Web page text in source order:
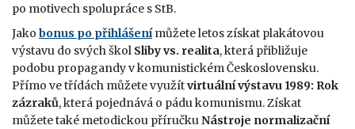
po motivech spolupráce s StB.
Jako bonus po přihlášení můžete letos získat plakátovou
výstavu do svých škol Sliby vs. realita, která přibližuje
podobu propagandy v komunistickém Československu.
Přímo ve třídách můžete využítvirtuální výstavu 1989: Rok
zázraků, která pojednává o pádu komunismu. Získat
můžete také metodickou příručkuNástroje normalizační